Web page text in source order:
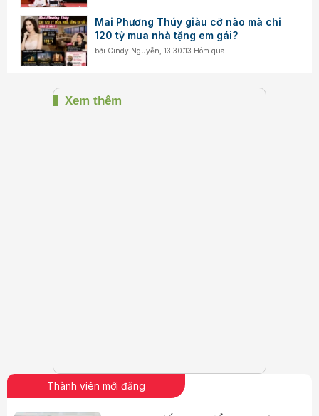
Mai Phương Thúy giàu cỡ nào mà chi
120 tỷ mua nhà tặng em gái?
bởi Cindy Nguyễn ,13:30:13 Hôm qua
Thành viên mới đăng